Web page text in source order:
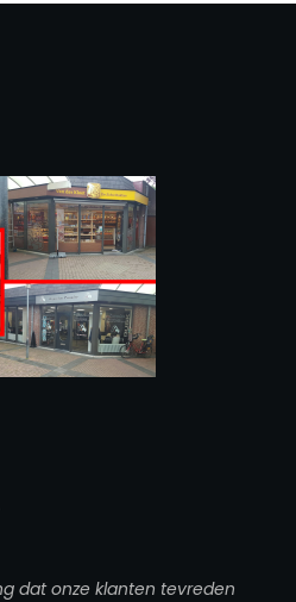
dat onze klanten tevreden